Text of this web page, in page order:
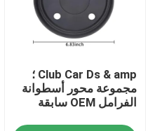
Club Car Ds & amp ؛
مجموعة محور أسطوانة
الفرامل OEM سابقة